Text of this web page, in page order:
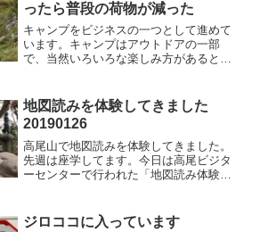
ったら普段の荷物が減った
キャンプをビジネスの一つとして進めて
います。キャンプはアウトドアの一部
で、当然いろいろな楽しみ方があると思
多かった気がしています。みんなでワイ
ワイするのも、一人でフラッ...
地図読みを体験してきました
20190126
高尾山で地図読みを体験してきました。
先週は座学してます。今日は高尾ビジタ
ーセンターで行われた「地図読み体験」
図では読めないことなども体験できて参
ジロココに入っています